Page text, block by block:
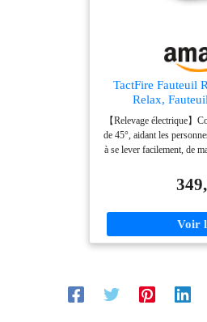
TactFire Fauteuil
Relax,
【Relevage électrique】
de 45°, aidant les
à se lever facilement, de
avec repose-pieds
ou regarder un film 【
les douleurs dorsales et la
rangemen】Ce fauteuil
respirant, rembourrage